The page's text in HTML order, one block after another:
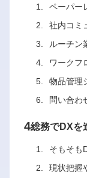
ペーパー
社内コミ
ルーチン
ワークフ
物品管理
問い合わ
4総務でDXを
そもそも
現状把握